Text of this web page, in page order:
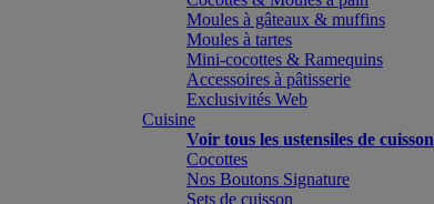
Moules à gâteaux & muffins
Moules à tartes
Mini-cocottes & Ramequins
Accessoires à pâtisserie
Exclusivités Web
Cuisine
Voir tous les ustensiles de cuisson
Cocottes
Nos Boutons Signature
Sets de cuisson